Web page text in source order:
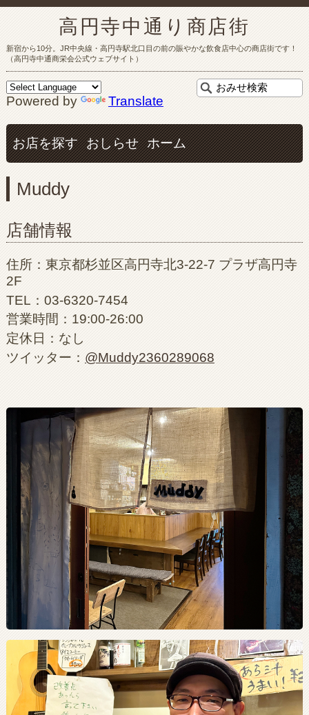
高円寺中通り商店街
新宿から10分。JR中央線・高円寺駅北口目の前の賑やかな飲食店中心の商店街です！
（高円寺中通商栄会公式ウェブサイト）
Powered by Translate
お店を探す おしらせ ホーム
Muddy
店舗情報
住所：東京都杉並区高円寺北3-22-7 プラザ高円寺
2F
TEL：03-6320-7454
営業時間：19:00-26:00
定休日：なし
ツイッター： @Muddy2360289068